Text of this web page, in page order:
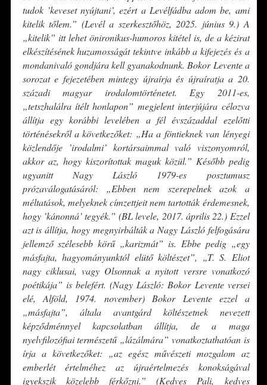
tudok ’keveset nyújtani’, ezért a Levélfádba adom be, ami
kitelik tőlem.” (Levél a szerkesztőhöz, 2025. június 9.) A
„kitelik” itt lehet önironikus-humoros kitétel is, de a kézirat
elkészítésének huzamosságát tekintve inkább a kifejezés és a
mondanivaló gondjára kell gyanakodnunk. Bokor Levente a
sorozat e fejezetében mintegy újraírja és újraíratja a 20.
századi magyar irodalomtörténetet. Egy 2011-es,
„tetszhalálra ítélt honlapon” megjelent interjújára célozva
állítja egy korábbi levelében a fél évszázaddal ezelőtti
történésekről a következőket: „Ha a föntieknek van lényegi
közlendője ’irodalmi’ kortársaimmal való viszonyomról,
akkor az, hogy kiszorítottak maguk közül.” Később pedig
ugyanitt Nagy László 1979-es posztumusz
prózaválogatásáról: „Ebben nem szerepelnek azok a
méltatások, melyeknek címzettjeit nem tartották érdemesnek,
hogy ’kánonná’ tegyék.” (BL levele, 2017. április 22.) Ezzel
azt is állítja, hogy megnyirbálták a Nagy László felfogására
jellemző szélesebb körű „karizmát” is. Ebbe pedig „egy
másfajta, hagyományunktól elütő költészet”, „T. S. Eliot
nagy ciklusai, vagy Olsonnak a nyitott versre vonatkozó
poétikája” is belefért. (Nagy László: Bokor Levente versei
elé, Alföld, 1974. november) Bokor Levente ezzel a
„másfajta”, általa avantgárd költészetnek nevezett
képződménnyel kapcsolatban állítja, de a maga
nyelvfilozófiai természetű „lázálmára” vonatkoztathatóan is
írja a következőket: „az egész művészeti mozgalom az
emberlét értelméhez az újraértelmezés konokságával
igyekszik közelebb férkőzni.” (Kedves Pali, kedves